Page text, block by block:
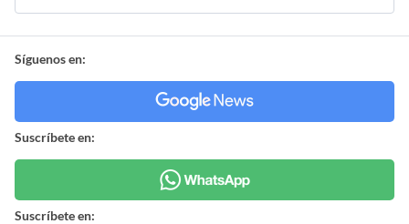
Síguenos en:
Suscríbete en:
Suscríbete en: